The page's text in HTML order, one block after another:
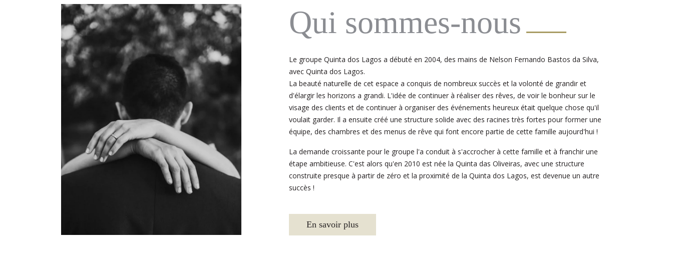
Qui sommes-nous
Le groupe Quinta dos Lagos a débuté en 2004, des mains de Nelson Fernando Bastos da Silva,
avec Quinta dos Lagos.
La beauté naturelle de cet espace a conquis de nombreux succès et la volonté de grandir et
d'élargir les horizons a grandi. L'idée de continuer à réaliser des rêves, de voir le bonheur sur le
visage des clients et de continuer à organiser des événements heureux était quelque chose qu'il
voulait garder. Il a ensuite créé une structure solide avec des racines très fortes pour former une
équipe, des chambres et des menus de rêve qui font encore partie de cette famille aujourd'hui !
La demande croissante pour le groupe l'a conduit à s'accrocher à cette famille et à franchir une
étape ambitieuse. C'est alors qu'en 2010 est née la Quinta das Oliveiras, avec une structure
construite presque à partir de zéro et la proximité de la Quinta dos Lagos, est devenue un autre
succès !
En savoir plus